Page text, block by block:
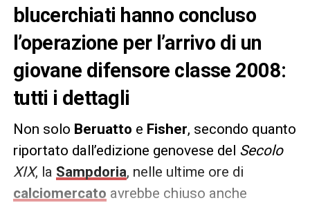
blucerchiati hanno concluso
l’operazione per l’arrivo di un
giovane difensore classe 2008:
tutti i dettagli
Non solo Beruatto e Fisher, secondo quanto
riportato dall’edizione genovese del Secolo
XIX, la Sampdoria, nelle ultime ore di
calciomercato avrebbe chiuso anche